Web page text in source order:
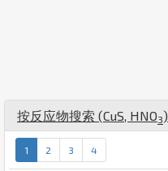
按反应物搜索 (CuS, HNO3)
1 2 3 4